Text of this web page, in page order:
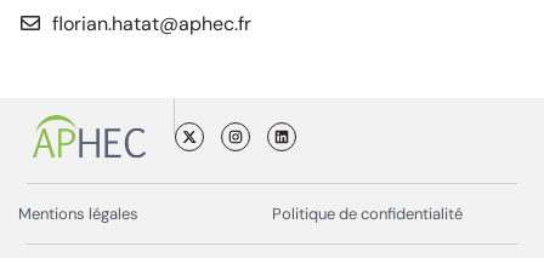
florian.hatat@aphec.fr
Mentions légales Politique de confidentialité